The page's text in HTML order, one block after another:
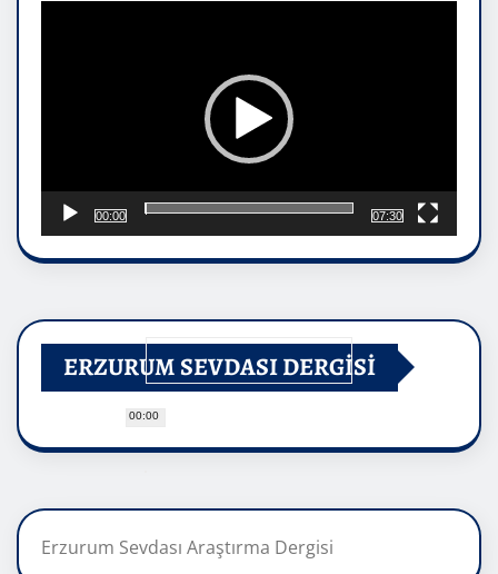
00:00
00:00
07:30
ERZURUM SEVDASI DERGİSİ
Erzurum Sevdası Araştırma Dergisi